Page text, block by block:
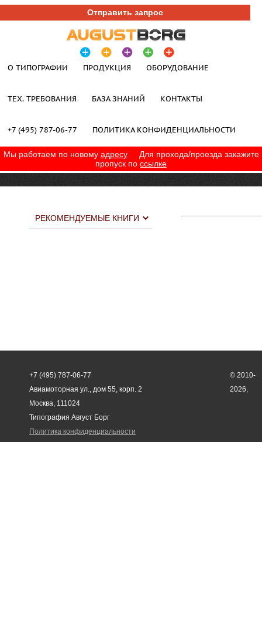
Отправить запрос
О ТИПОГРАФИИ ПРОДУКЦИЯ ОБОРУДОВАНИЕ
ТЕХ. ТРЕБОВАНИЯ БАЗА ЗНАНИЙ КОНТАКТЫ
+7 (495) 787-06-77 ПОЛИТИКА КОНФИДЕНЦИАЛЬНОСТИ
Мы работаем по новому адресу
Для прохода/проезда закажите
пропуск по ссылке
РЕКОМЕНДУЕМЫЕ КНИГИ
+7 (495) 787-06-77
Авиамоторная ул., дом 55, корп. 2
Москва, 111024
© 2010-
2026,
Типография Август Борг
Политика конфиденциальности